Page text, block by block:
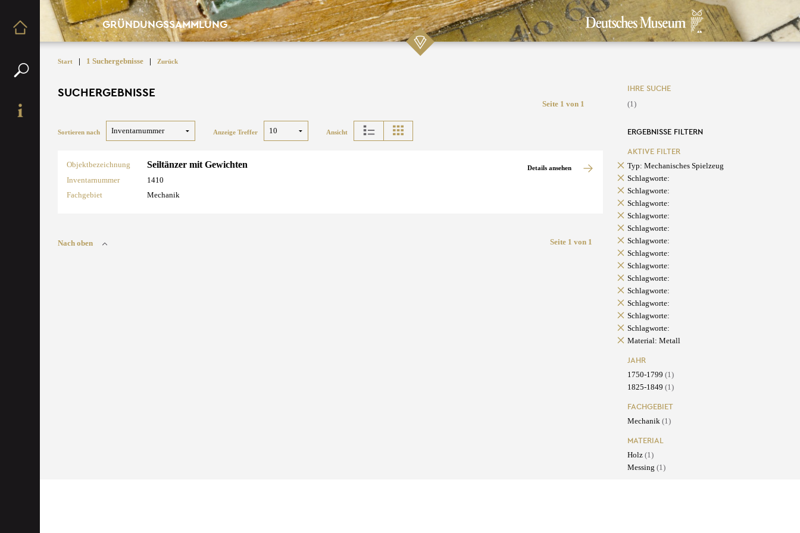
GRÜNDUNGSSAMMLUNG
Start | 1 Suchergebnisse | Zurück
SUCHERGEBNISSE
Seite 1 von 1
Sortieren nach Anzeige Treffer Ansicht
Objektbezeichnung Seiltänzer mit Gewichten
Inventarnummer
1410
Fachgebiet
Mechanik
Details ansehen
Nach oben Seite 1 von 1
IHRE SUCHE
(1)
ERGEBNISSE FILTERN
AKTIVE FILTER
Typ: Mechanisches Spielzeug
Schlagworte:
Schlagworte:
Schlagworte:
Schlagworte:
Schlagworte:
Schlagworte:
Schlagworte:
Schlagworte:
Schlagworte:
Schlagworte:
Schlagworte:
Schlagworte:
Schlagworte:
Material: Metall
JAHR
1750-1799 (1)
1825-1849 (1)
FACHGEBIET
Mechanik (1)
MATERIAL
Holz (1)
Messing (1)